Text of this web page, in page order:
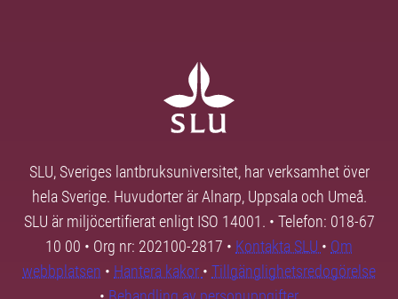
SLU, Sveriges lantbruksuniversitet, har verksamhet över
hela Sverige. Huvudorter är Alnarp, Uppsala och Umeå.
SLU är miljöcertifierat enligt ISO 14001. • Telefon: 018-67
10 00 • Org nr: 202100-2817 • Kontakta SLU • Om
webbplatsen • Hantera kakor • Tillgänglighetsredogörelse